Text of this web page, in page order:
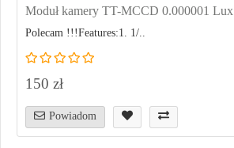
Moduł kamery TT-MCCD 0.000001 Lux
Polecam !!!Features:1. 1/..
150 zł
Powiadom